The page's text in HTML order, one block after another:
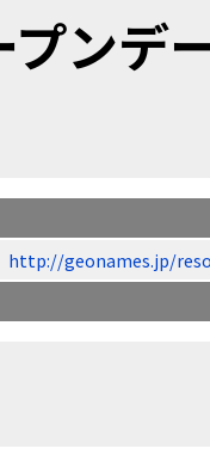
プン
http://geonames.jp/